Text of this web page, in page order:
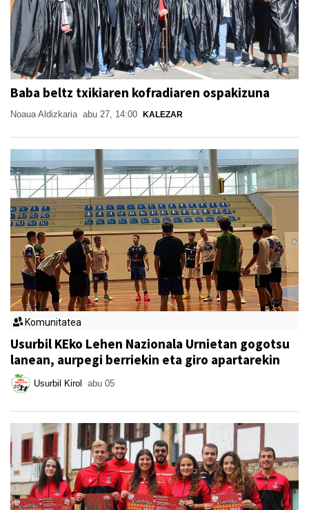
Baba beltz txikiaren kofradiaren ospakizuna
Noaua Aldizkaria abu 27, 14:00 KALEZAR
Komunitatea
Usurbil KEko Lehen Nazionala Urnietan gogotsu
lanean, aurpegi berriekin eta giro apartarekin
Usurbil Kirol abu 05